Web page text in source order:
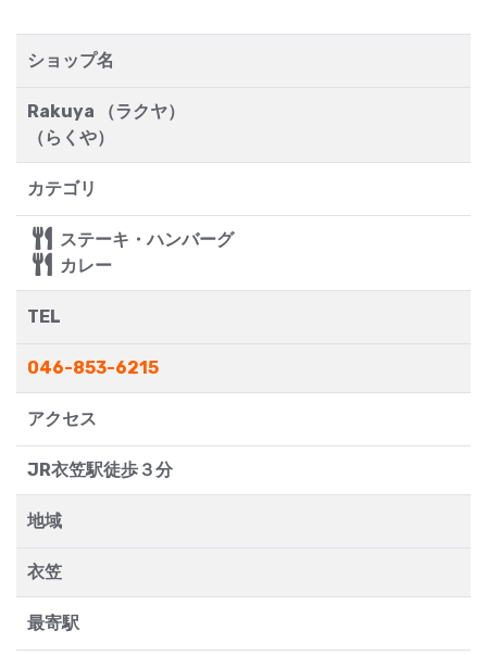
ショップ名
Rakuya （ラクヤ）
（らくや）
カテゴリ
ステーキ・ハンバーグ
カレー
TEL
046-853-6215
アクセス
JR衣笠駅徒歩３分
地域
衣笠
最寄駅